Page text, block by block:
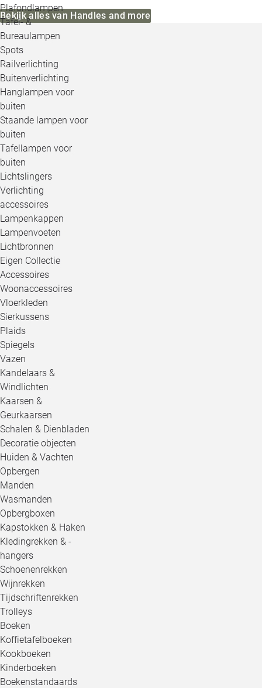
Plafondlampen
Tafel- &
Bureaulampen
Spots
Railverlichting
Buitenverlichting
Hanglampen voor
buiten
Staande lampen voor
buiten
Tafellampen voor
buiten
Lichtslingers
Verlichting
accessoires
Lampenkappen
Lampenvoeten
Lichtbronnen
Eigen Collectie
Accessoires
Woonaccessoires
Vloerkleden
Sierkussens
Plaids
Spiegels
Vazen
Kandelaars &
Windlichten
Kaarsen &
Geurkaarsen
Schalen & Dienbladen
Decoratie objecten
Huiden & Vachten
Opbergen
Manden
Wasmanden
Opbergboxen
Kapstokken & Haken
Kledingrekken & -
hangers
Schoenenrekken
Wijnrekken
Tijdschriftenrekken
Trolleys
Boeken
Koffietafelboeken
Kookboeken
Kinderboeken
Boekenstandaards
Bekijk alles van Handles and more